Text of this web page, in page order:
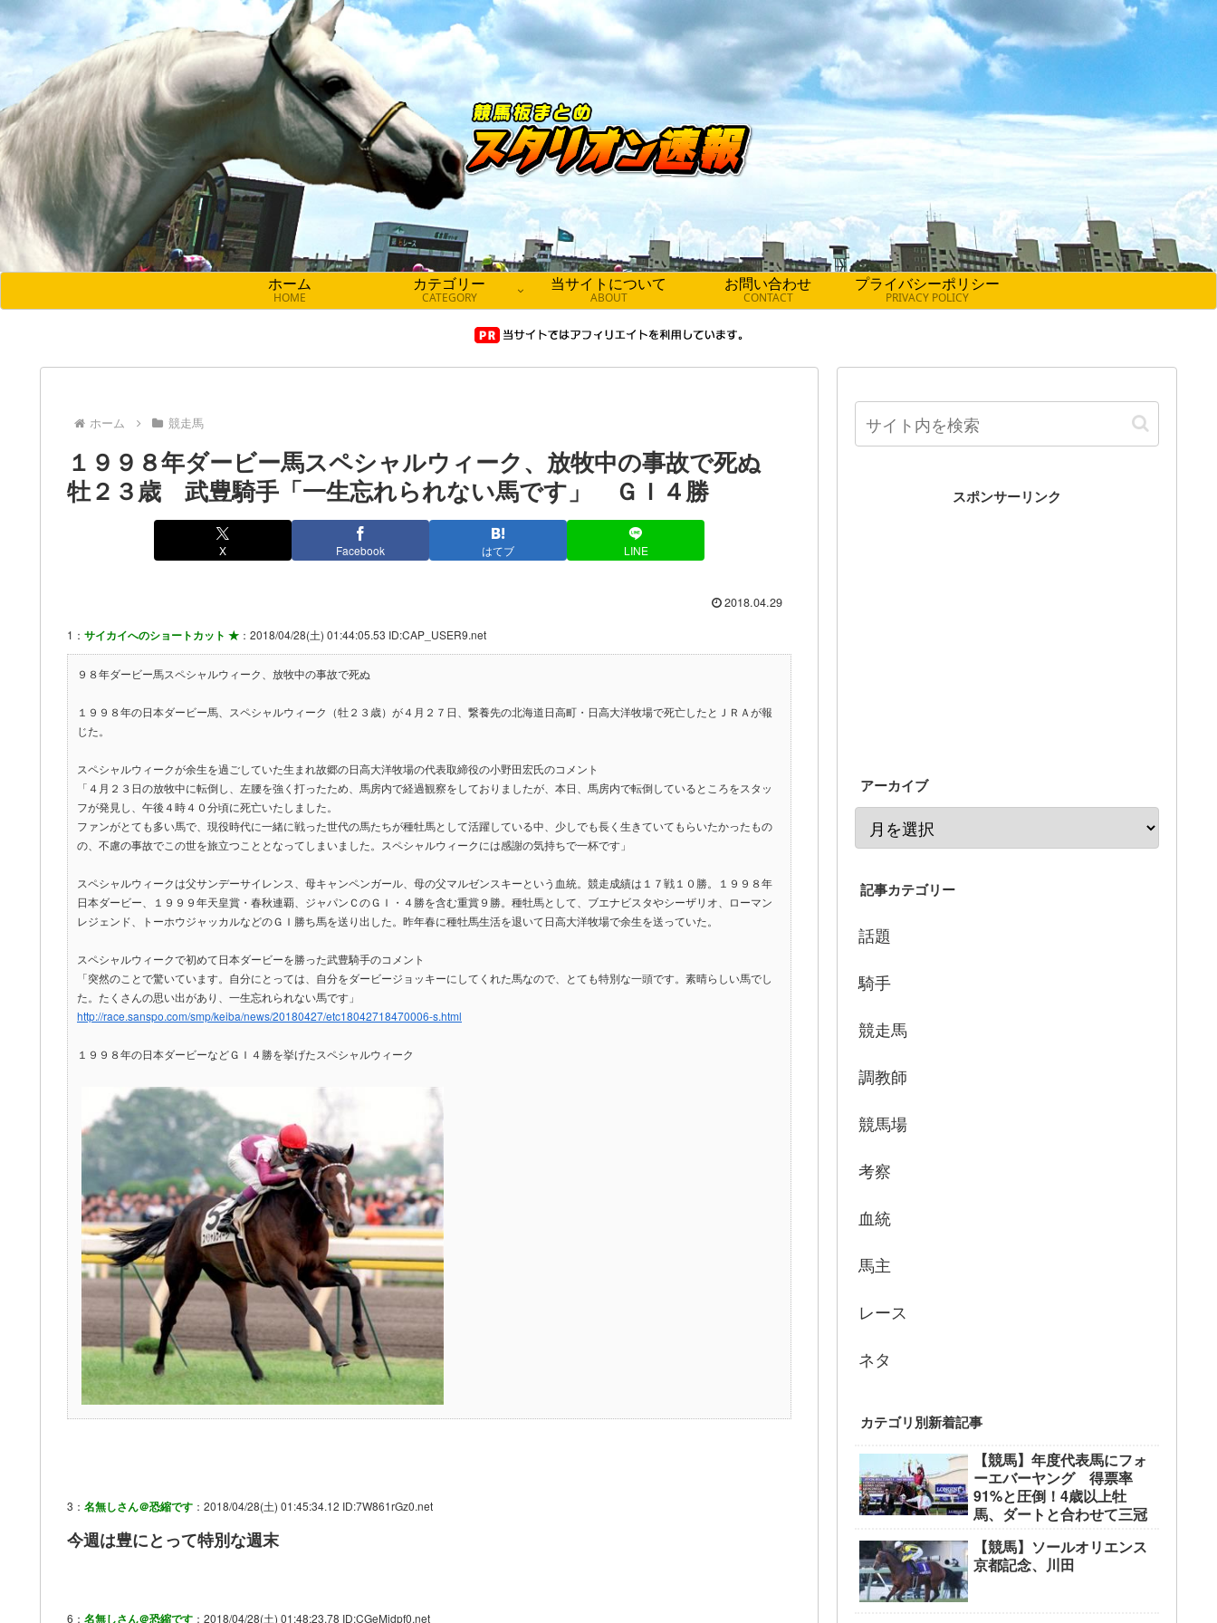
ホーム
HOME
カテゴリー
CATEGORY
当サイトについて
ABOUT
お問い合わせ
CONTACT
プライバシーポリシー
PRIVACY POLICY
ホーム 競走馬
１９９８年ダービー馬スペシャルウィーク、放牧中の事故で死ぬ
牡２３歳 武豊騎手「一生忘れられない馬です」 ＧＩ４勝
X Facebook はてブ LINE
2018.04.29
1： サイカイへのショートカット ★ ：2018/04/28(土) 01:44:05.53 ID:CAP_USER9.net
９８年ダービー馬スペシャルウィーク、放牧中の事故で死ぬ
１９９８年の日本ダービー馬、スペシャルウィーク（牡２３歳）が４月２７日、繋養先の北海道日高町・日高大洋牧場で死亡したとＪＲＡが報
じた。
スペシャルウィークが余生を過ごしていた生まれ故郷の日高大洋牧場の代表取締役の小野田宏氏のコメント
「４月２３日の放牧中に転倒し、左腰を強く打ったため、馬房内で経過観察をしておりましたが、本日、馬房内で転倒しているところをスタッ
フが発見し、午後４時４０分頃に死亡いたしました。
ファンがとても多い馬で、現役時代に一緒に戦った世代の馬たちが種牡馬として活躍している中、少しでも長く生きていてもらいたかったもの
の、不慮の事故でこの世を旅立つこととなってしまいました。スペシャルウィークには感謝の気持ちで一杯です」
スペシャルウィークは父サンデーサイレンス、母キャンペンガール、母の父マルゼンスキーという血統。競走成績は１７戦１０勝。１９９８年
日本ダービー、１９９９年天皇賞・春秋連覇、ジャパンＣのＧＩ・４勝を含む重賞９勝。種牡馬として、ブエナビスタやシーザリオ、ローマン
レジェンド、トーホウジャッカルなどのＧＩ勝ち馬を送り出した。昨年春に種牡馬生活を退いて日高大洋牧場で余生を送っていた。
スペシャルウィークで初めて日本ダービーを勝った武豊騎手のコメント
「突然のことで驚いています。自分にとっては、自分をダービージョッキーにしてくれた馬なので、とても特別な一頭です。素晴らしい馬でし
た。たくさんの思い出があり、一生忘れられない馬です」
http://race.sanspo.com/smp/keiba/news/20180427/etc18042718470006-s.html
１９９８年の日本ダービーなどＧＩ４勝を挙げたスペシャルウィーク
3： 名無しさん＠恐縮です ：2018/04/28(土) 01:45:34.12 ID:7W861rGz0.net
今週は豊にとって特別な週末
6： 名無しさん＠恐縮です ：2018/04/28(土) 01:48:23.78 ID:CGeMidpf0.net
スポンサーリンク
アーカイブ
記事カテゴリー
話題
騎手
競走馬
調教師
競馬場
考察
血統
馬主
レース
ネタ
カテゴリ別新着記事
【競馬】年度代表馬にフォ
ーエバーヤング 得票率
91%と圧倒！4歳以上牡
馬、ダートと合わせて三冠
【競馬】ソールオリエンス
京都記念、川田